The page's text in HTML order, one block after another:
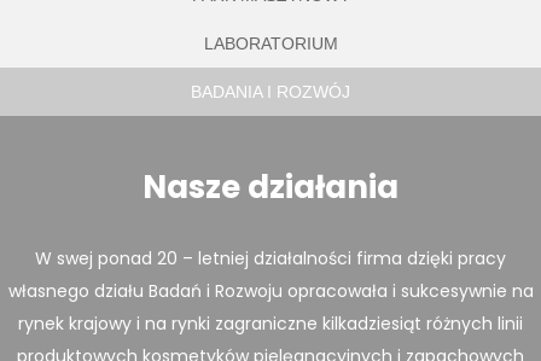
LABORATORIUM
BADANIA I ROZWÓJ
Nasze działania
W swej ponad 20 – letniej działalności firma dzięki pracy
własnego działu Badań i Rozwoju opracowała i sukcesywnie na
rynek krajowy i na rynki zagraniczne kilkadziesiąt różnych linii
produktowych kosmetyków pielęgnacyjnych i zapachowych